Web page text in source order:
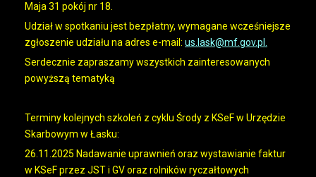
Maja 31 pokój nr 18.
Udział w spotkaniu jest bezpłatny, wymagane wcześniejsze
zgłoszenie udziału na adres e-mail: us.lask@mf.gov.pl .
Serdecznie zapraszamy wszystkich zainteresowanych
powyższą tematyką
Terminy kolejnych szkoleń z cyklu Środy z KSeF w Urzędzie
Skarbowym w Łasku:
26.11.2025 Nadawanie uprawnień oraz wystawianie faktur
w KSeF przez JST i GV oraz rolników ryczałtowych